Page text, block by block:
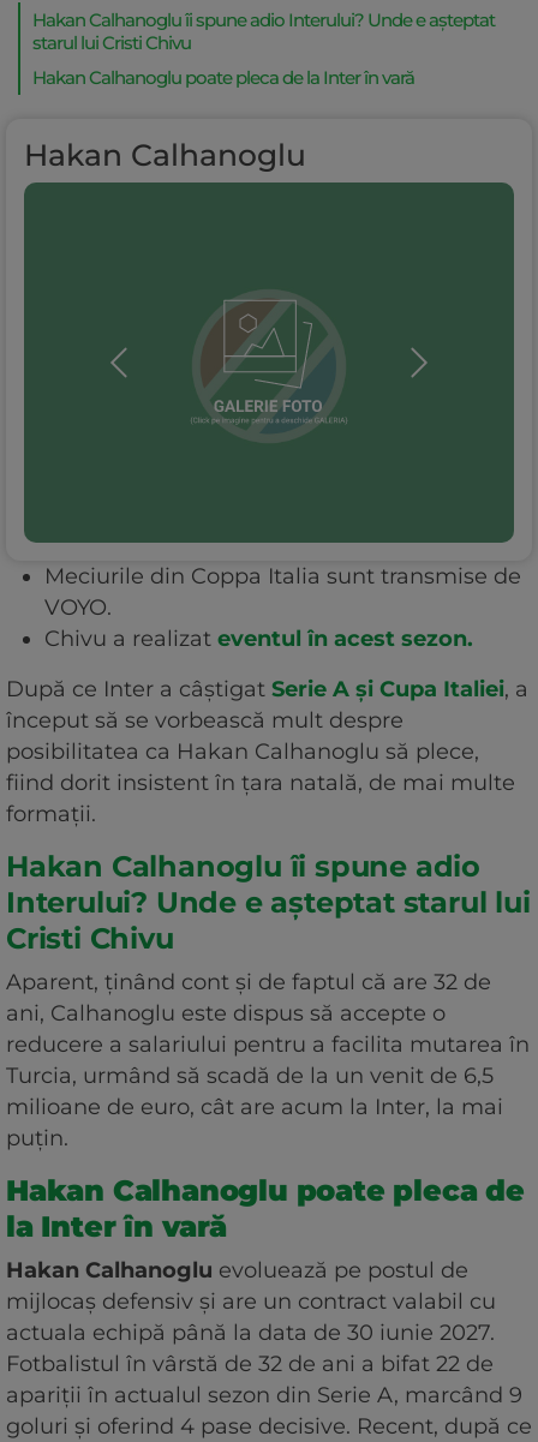
Hakan Calhanoglu îi spune adio Interului? Unde e așteptat
starul lui Cristi Chivu
Hakan Calhanoglu poate pleca de la Inter în vară
Hakan Calhanoglu
Meciurile din Coppa Italia sunt transmise de
VOYO.
Chivu a realizat eventul în acest sezon.
După ce Inter a câștigat Serie A și Cupa Italiei, a
început să se vorbească mult despre
posibilitatea ca Hakan Calhanoglu să plece,
fiind dorit insistent în țara natală, de mai multe
formații.
Hakan Calhanoglu îi spune adio
Interului? Unde e așteptat starul lui
Cristi Chivu
Aparent, ținând cont și de faptul că are 32 de
ani, Calhanoglu este dispus să accepte o
reducere a salariului pentru a facilita mutarea în
Turcia, urmând să scadă de la un venit de 6,5
milioane de euro, cât are acum la Inter, la mai
puțin.
Hakan Calhanoglu poate pleca de
la Inter în vară
Hakan Calhanoglu evoluează pe postul de
mijlocaș defensiv și are un contract valabil cu
actuala echipă până la data de 30 iunie 2027.
Fotbalistul în vârstă de 32 de ani a bifat 22 de
apariții în actualul sezon din Serie A, marcând 9
goluri și oferind 4 pase decisive. Recent, după ce